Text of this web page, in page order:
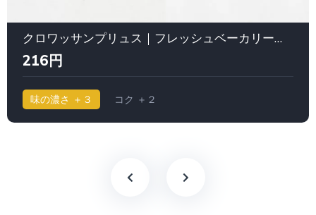
クロワッサンプリュス｜フレッシュベーカリー神戸屋、サンドッグイン神戸屋、ブレッズカフェ
216円
味の濃さ ＋３ コク ＋２